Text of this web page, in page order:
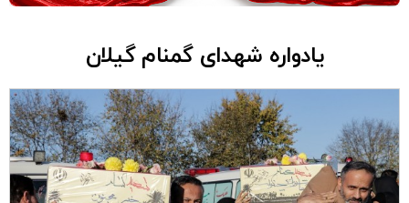
یادواره شهدای گمنام گیلان